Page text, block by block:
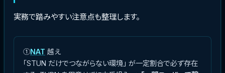
実務で踏みやすい注意点も整理します。
①NAT 越え
「STUN だけでつながらない環境」 が一定割合で必ず存在